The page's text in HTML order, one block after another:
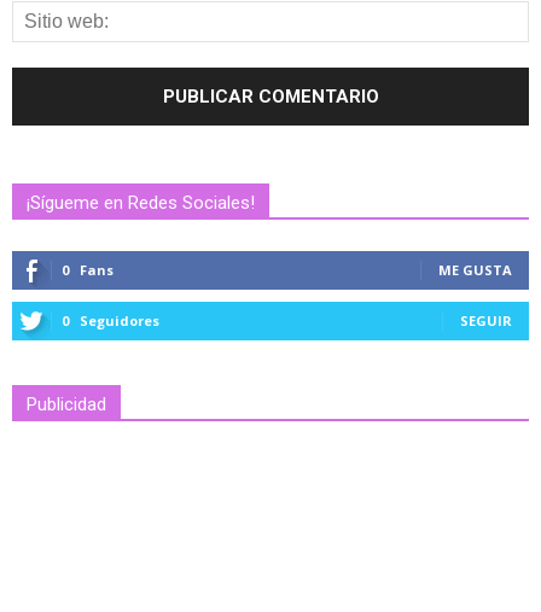
¡Sígueme en Redes Sociales!
0 Fans ME GUSTA
0 Seguidores SEGUIR
Publicidad